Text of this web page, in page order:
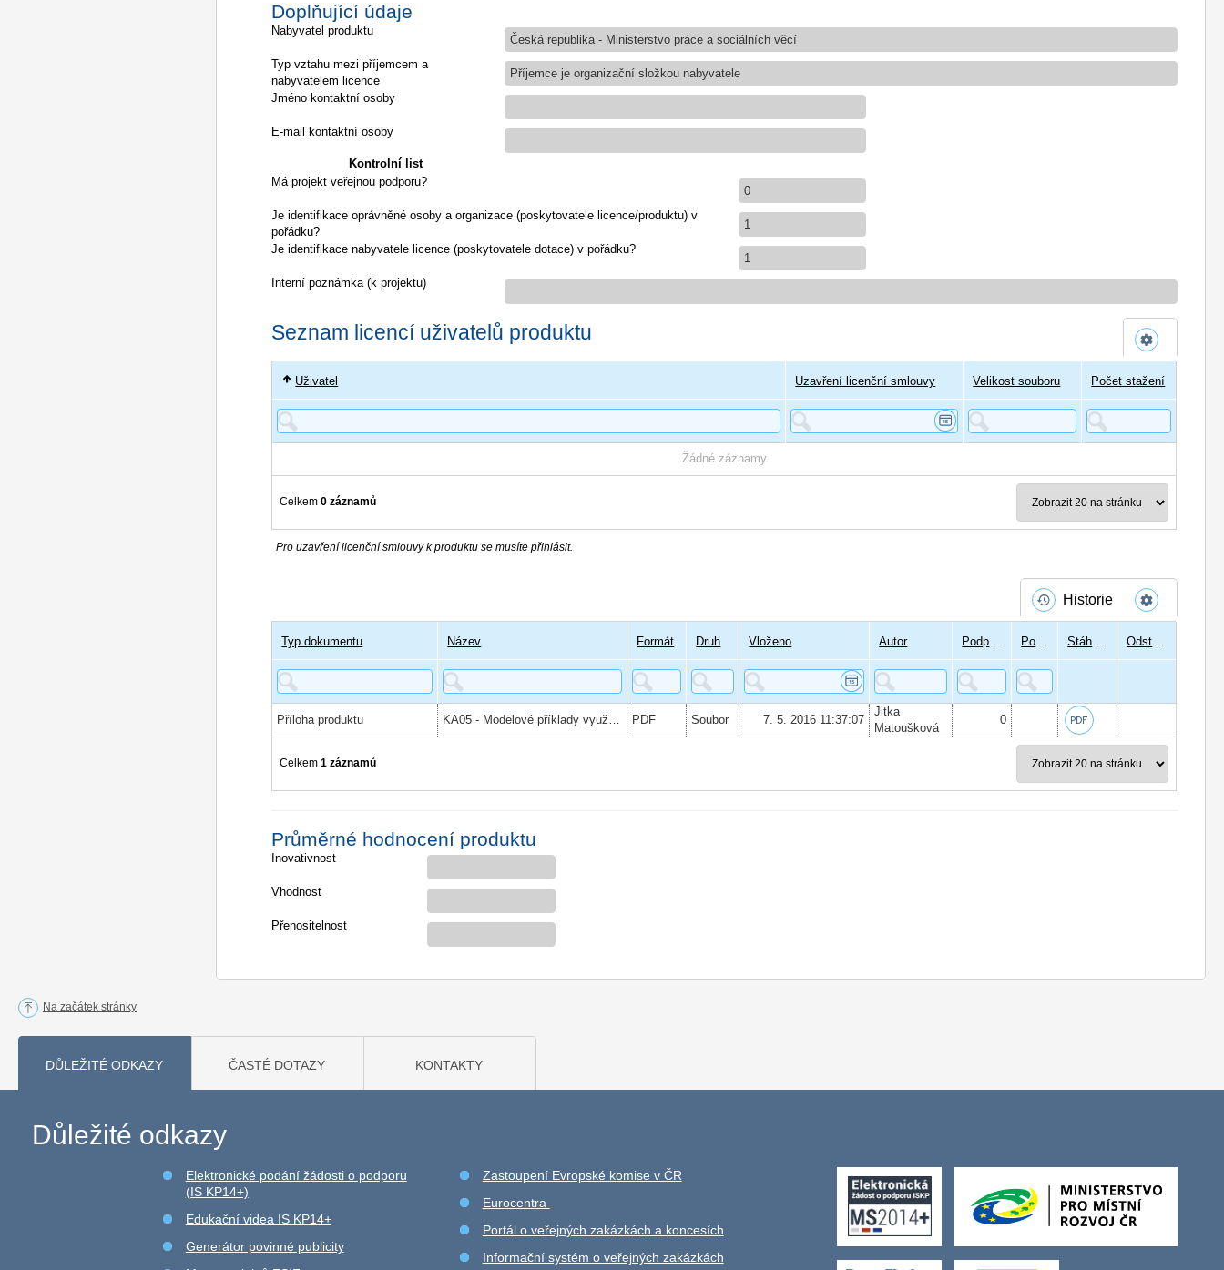
Doplňující údaje
Nabyvatel produktu
Česká republika - Ministerstvo práce a sociálních věcí
Typ vztahu mezi příjemcem a
nabyvatelem licence
Příjemce je organizační složkou nabyvatele
Jméno kontaktní osoby
E-mail kontaktní osoby
Kontrolní list
Má projekt veřejnou podporu?
0
Je identifikace oprávněné osoby a organizace (poskytovatele licence/produktu) v
pořádku?
1
Je identifikace nabyvatele licence (poskytovatele dotace) v pořádku?
1
Interní poznámka (k projektu)
Seznam licencí uživatelů produktu
Uživatel Uzavření licenční smlouvy Velikost souboru Počet stažení
Žádné záznamy
Celkem 0 záznamů
Pro uzavření licenční smlouvy k produktu se musíte přihlásit.
Historie
Typ dokumentu Název Formát Druh Vloženo Autor Podpisů Podepsal Stáhnout Odstranit
Příloha produktu KA05 - Modelové příklady využití Znalostní báze DPV k řešení konkrétních problémů v oblasti DPV v ČR PDF Soubor 7. 5. 2016 11:37:07
Jitka
Matoušková
0
Celkem 1 záznamů
Průměrné hodnocení produktu
Inovativnost
Vhodnost
Přenositelnost
Na začátek stránky
DŮLEŽITÉ ODKAZY ČASTÉ DOTAZY KONTAKTY
Důležité odkazy
Elektronické podání žádosti o podporu
(IS KP14+)
Edukační videa IS KP14+
Generátor povinné publicity
Zastoupení Evropské komise v ČR
Eurocentra
Portál o veřejných zakázkách a koncesích
Informační systém o veřejných zakázkách